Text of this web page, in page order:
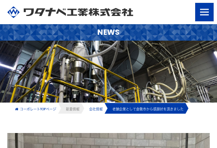
NEWS
コーポレートTOPページ 新着情報 会社情報 老舗企業として倉敷市から感謝状を頂きました